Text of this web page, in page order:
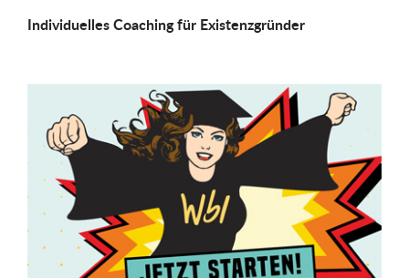
Individu­elles Coaching für Existenz­gründer